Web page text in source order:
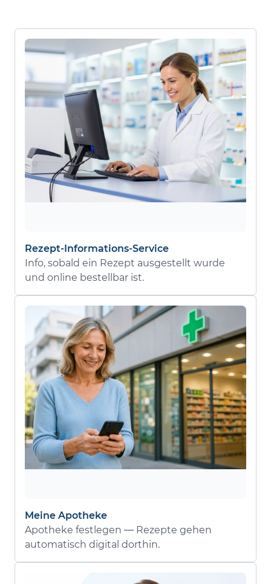
Rezept-Informations-Service
Info, sobald ein Rezept ausgestellt wurde
und online bestellbar ist.
Meine Apotheke
Apotheke festlegen — Rezepte gehen
automatisch digital dorthin.